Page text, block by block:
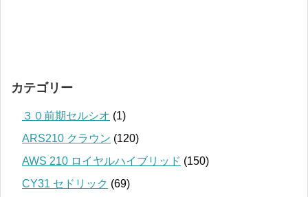
カテゴリー
３０前期セルシオ (1)
ARS210 クラウン (120)
AWS 210 ロイヤルハイブリッド (150)
CY31 セドリック (69)